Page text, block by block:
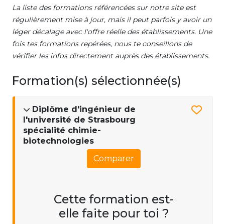
La liste des formations référencées sur notre site est
régulièrement mise à jour, mais il peut parfois y avoir un
léger décalage avec l'offre réelle des établissements. Une
fois tes formations repérées, nous te conseillons de
vérifier les infos directement auprès des établissements.
Formation(s) sélectionnée(s)
Diplôme d'ingénieur de
l'université de Strasbourg
spécialité chimie-
biotechnologies
Comparer
Cette formation est-
elle faite pour toi ?